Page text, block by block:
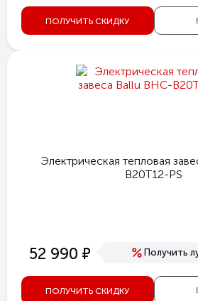
ПОЛУЧИТЬ СКИДКУ
Электрическая тепловая
B20T12-PS
52 990 е Получить
ПОЛУЧИТЬ СКИДКУ